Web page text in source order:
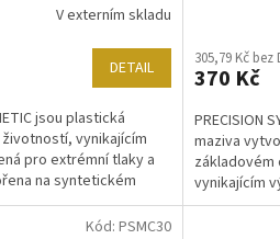
V externím skladu
DETAIL
jsou plastická
vynikajícím
pro extrémní tlaky a
na syntetickém
305,79 Kč bez
370 Kč
PRECISION
maziva
vynikajícím
extrémní
Kód: PSMC30